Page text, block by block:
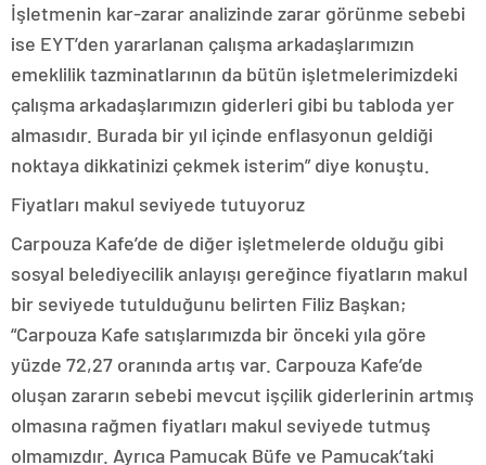
İşletmenin kar-zarar analizinde zarar görünme sebebi
ise EYT’den yararlanan çalışma arkadaşlarımızın
emeklilik tazminatlarının da bütün işletmelerimizdeki
çalışma arkadaşlarımızın giderleri gibi bu tabloda yer
almasıdır. Burada bir yıl içinde enflasyonun geldiği
noktaya dikkatinizi çekmek isterim” diye konuştu.
Fiyatları makul seviyede tutuyoruz
Carpouza Kafe’de de diğer işletmelerde olduğu gibi
sosyal belediyecilik anlayışı gereğince fiyatların makul
bir seviyede tutulduğunu belirten Filiz Başkan;
“Carpouza Kafe satışlarımızda bir önceki yıla göre
yüzde 72,27 oranında artış var. Carpouza Kafe’de
oluşan zararın sebebi mevcut işçilik giderlerinin artmış
olmasına rağmen fiyatları makul seviyede tutmuş
olmamızdır. Ayrıca Pamucak Büfe ve Pamucak’taki